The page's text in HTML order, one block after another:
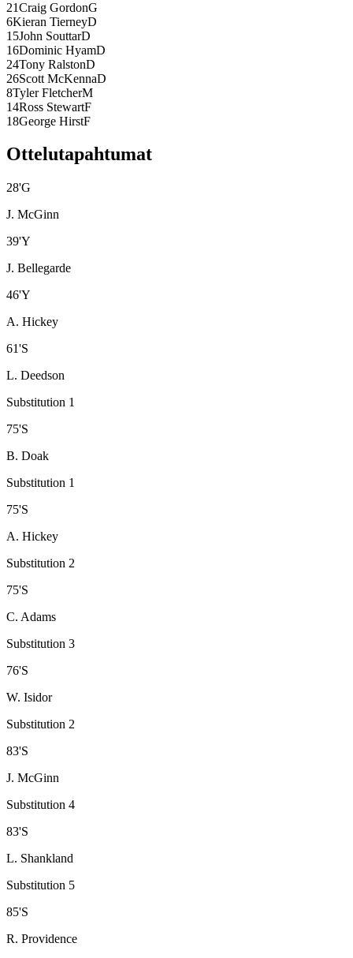
21Craig GordonG
6Kieran TierneyD
15John SouttarD
16Dominic HyamD
24Tony RalstonD
26Scott McKennaD
8Tyler FletcherM
14Ross StewartF
18George HirstF
Ottelutapahtumat
28'G
J. McGinn
39'Y
J. Bellegarde
46'Y
A. Hickey
61'S
L. Deedson
Substitution 1
75'S
B. Doak
Substitution 1
75'S
A. Hickey
Substitution 2
75'S
C. Adams
Substitution 3
76'S
W. Isidor
Substitution 2
83'S
J. McGinn
Substitution 4
83'S
L. Shankland
Substitution 5
85'S
R. Providence